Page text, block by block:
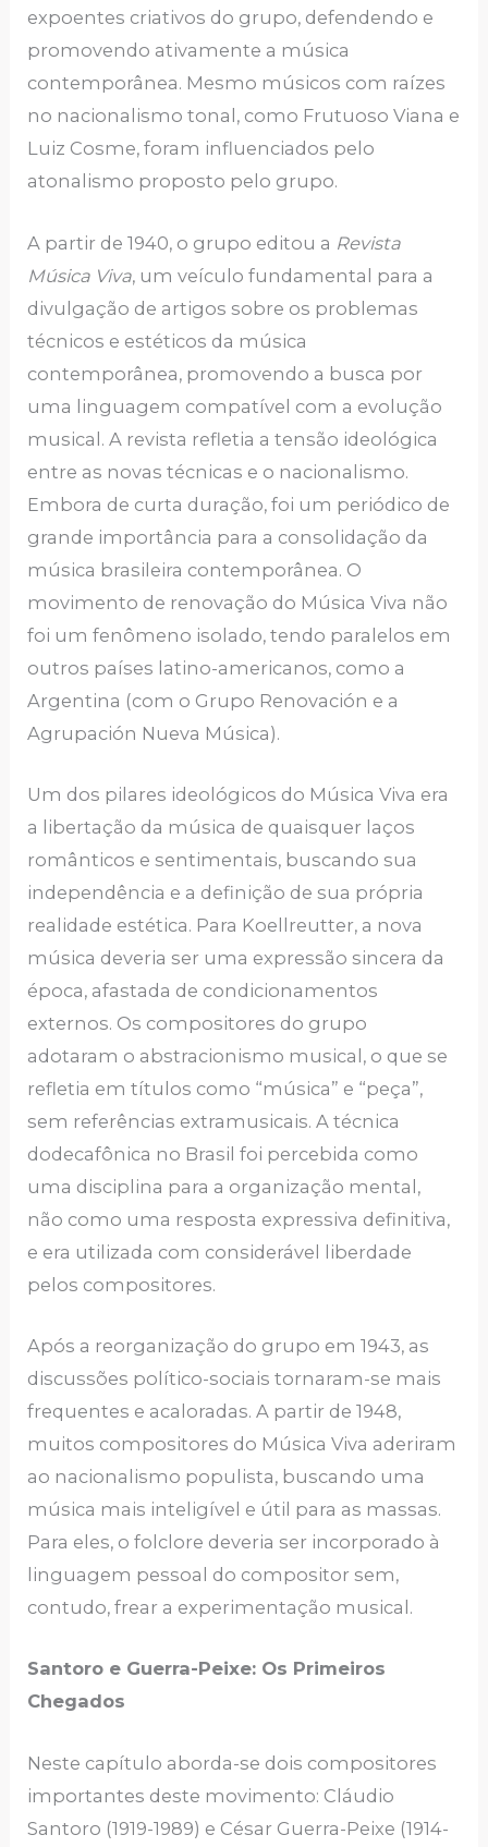
expoentes criativos do grupo, defendendo e
promovendo ativamente a música
contemporânea. Mesmo músicos com raízes
no nacionalismo tonal, como Frutuoso Viana e
Luiz Cosme, foram influenciados pelo
atonalismo proposto pelo grupo.
A partir de 1940, o grupo editou a Revista
Música Viva, um veículo fundamental para a
divulgação de artigos sobre os problemas
técnicos e estéticos da música
contemporânea, promovendo a busca por
uma linguagem compatível com a evolução
musical. A revista refletia a tensão ideológica
entre as novas técnicas e o nacionalismo.
Embora de curta duração, foi um periódico de
grande importância para a consolidação da
música brasileira contemporânea. O
movimento de renovação do Música Viva não
foi um fenômeno isolado, tendo paralelos em
outros países latino-americanos, como a
Argentina (com o Grupo Renovación e a
Agrupación Nueva Música).
Um dos pilares ideológicos do Música Viva era
a libertação da música de quaisquer laços
românticos e sentimentais, buscando sua
independência e a definição de sua própria
realidade estética. Para Koellreutter, a nova
música deveria ser uma expressão sincera da
época, afastada de condicionamentos
externos. Os compositores do grupo
adotaram o abstracionismo musical, o que se
refletia em títulos como “música” e “peça”,
sem referências extramusicais. A técnica
dodecafônica no Brasil foi percebida como
uma disciplina para a organização mental,
não como uma resposta expressiva definitiva,
e era utilizada com considerável liberdade
pelos compositores.
Após a reorganização do grupo em 1943, as
discussões político-sociais tornaram-se mais
frequentes e acaloradas. A partir de 1948,
muitos compositores do Música Viva aderiram
ao nacionalismo populista, buscando uma
música mais inteligível e útil para as massas.
Para eles, o folclore deveria ser incorporado à
linguagem pessoal do compositor sem,
contudo, frear a experimentação musical.
Santoro e Guerra-Peixe: Os Primeiros
Chegados
Neste capítulo aborda-se dois compositores
importantes deste movimento: Cláudio
Santoro (1919-1989) e César Guerra-Peixe (1914-